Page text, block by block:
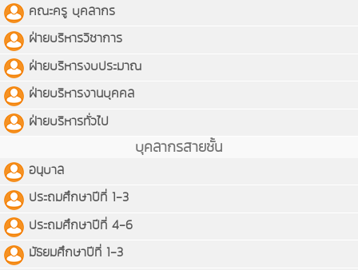
คณะครู บุคลากร
ฝ่ายบริหารวิชาการ
ฝ่ายบริหารงบประมาณ
ฝ่ายบริหารงานบุคคล
ฝ่ายบริหารทั่วไป
บุคลากรสายชั้น
อนุบาล
ประถมศึกษาปีที่ 1-3
ประถมศึกษาปีที่ 4-6
มัธยมศึกษาปีที่ 1-3